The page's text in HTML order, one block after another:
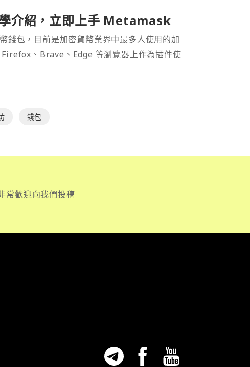
介紹，立即上手 Metamask
包，目前是加密貨幣業界中最多人使用的加
、Brave、Edge 等瀏覽器上作為插件使
錢包
常歡迎向我們投稿